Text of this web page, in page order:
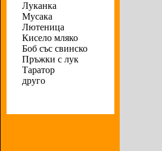
Луканка
Мусака
Лютеница
Кисело мляко
Боб със свинско
Пръжки с лук
Таратор
друго